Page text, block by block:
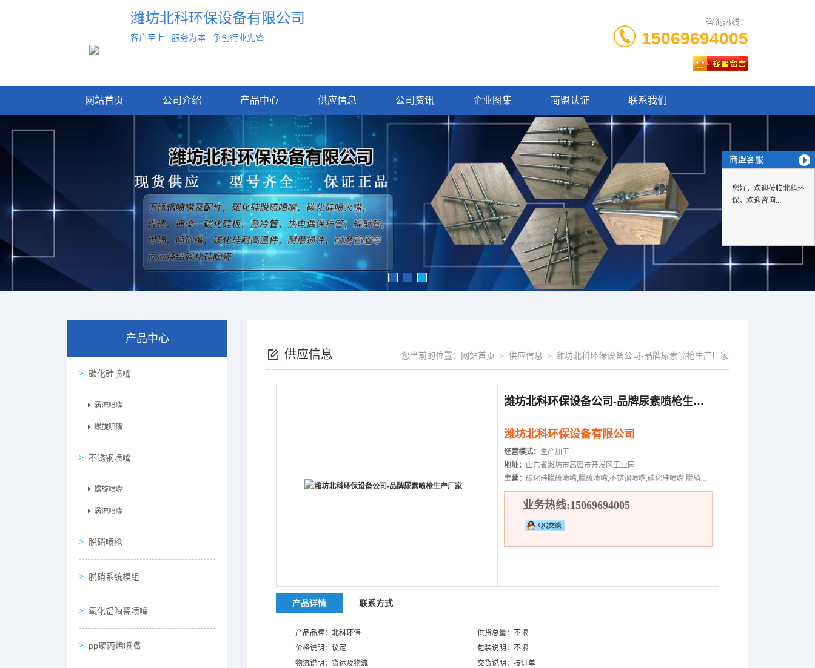
潍坊北科环保设备有限公司
客户至上 服务为本 争创行业先锋
咨询热线：
15069694005
网站首页 公司介绍 产品中心 供应信息 公司资讯 企业图集 商盟认证 联系我们
产品中心
碳化硅喷嘴
涡流喷嘴
螺旋喷嘴
不锈钢喷嘴
螺旋喷嘴
涡流喷嘴
脱硝喷枪
脱硝系统模组
氧化铝陶瓷喷嘴
pp聚丙烯喷嘴
供应信息 您当前的位置： 网站首页 > 供应信息 > 潍坊北科环保设备公司-品牌尿素喷枪生产厂家
潍坊北科环保设备公司-品牌尿素喷枪生产厂家
潍坊北科环保设备有限公司
经营模式： 生产加工
地址： 山东省潍坊市高密市开发区工业园
主营： 碳化硅脱硫喷嘴,脱硫喷嘴,不锈钢喷嘴,碳化硅喷嘴,脱硝喷枪
业务热线:15069694005
产品详情 联系方式
产品品牌：北科环保
供货总量：不限
价格说明：议定
包装说明：不限
物流说明：货运及物流
交货说明：按订单
商盟客服
您好，欢迎莅临北科环
保，欢迎咨询...